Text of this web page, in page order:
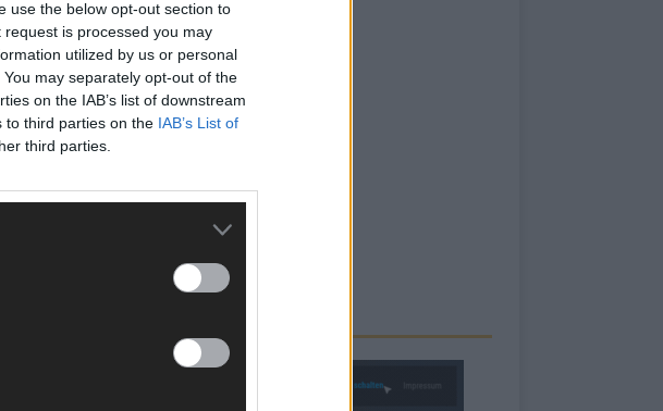
use the below opt-out section to
is processed you may
utilized by us or personal
may separately opt-out of the
on the IAB’s list of downstream
to third parties on the IAB’s List of
third parties.